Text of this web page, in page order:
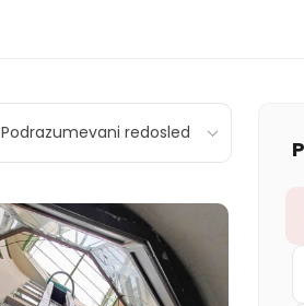
Podrazumevani redosled